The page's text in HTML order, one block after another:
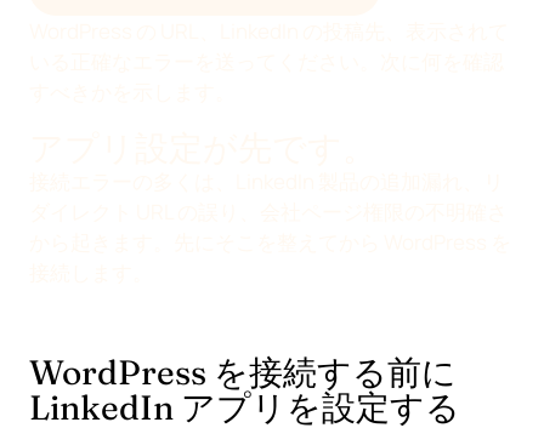
WordPress を接続する前に
LinkedIn アプリを設定する